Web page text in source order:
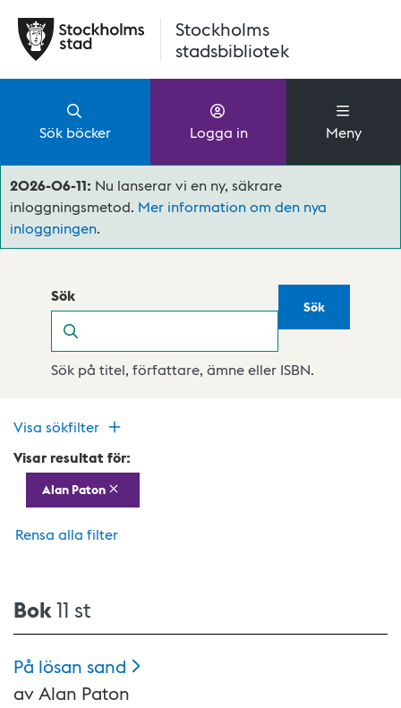
Stockholms
stadsbibliotek
Sök böcker Logga in Meny
2026-06-11: Nu lanserar vi en ny, säkrare
inloggningsmetod. Mer information om den nya
inloggningen.
Sök
Sök
Sök på titel, författare, ämne eller ISBN.
Visa sökfilter
Visar resultat för:
Alan Paton
Rensa alla filter
Bok11 st
På lösan sand
avAlan Paton